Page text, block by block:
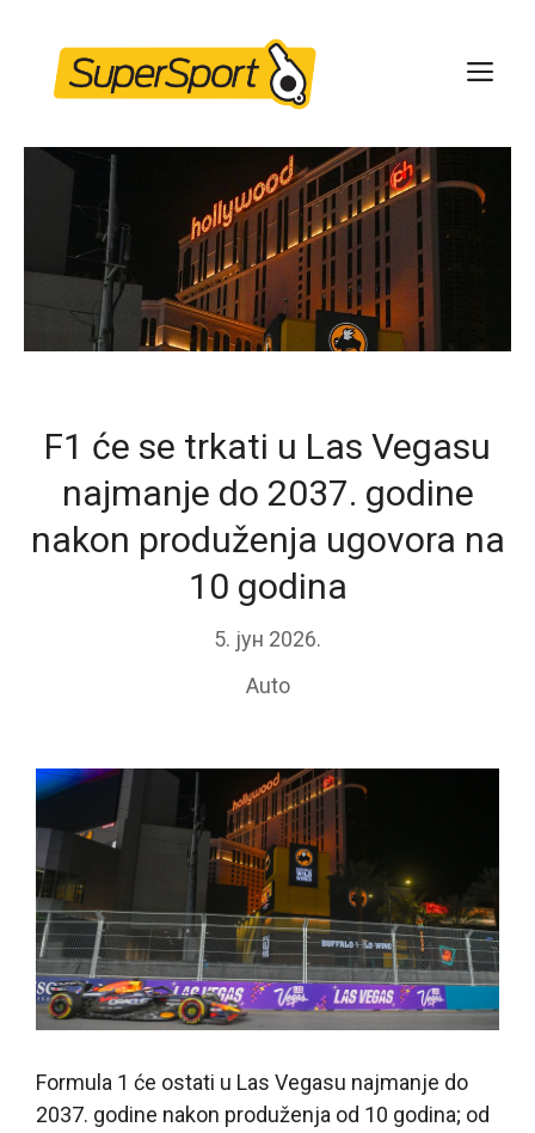
content
F1 će se trkati u Las Vegasu
najmanje do 2037. godine
nakon produženja ugovora na
10 godina
5. јун 2026.
Auto
Formula 1 će ostati u Las Vegasu najmanje do
2037. godine nakon produženja od 10 godina; od